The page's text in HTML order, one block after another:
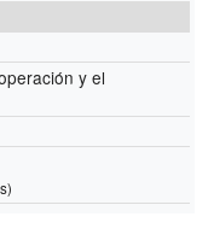
y el